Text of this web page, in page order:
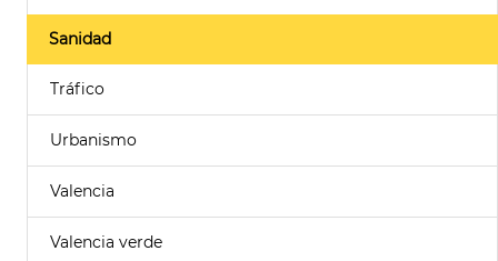
Sanidad
Tráfico
Urbanismo
Valencia
Valencia verde